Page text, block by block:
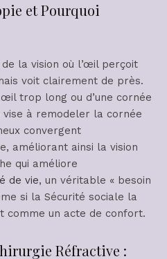
et Pourquoi
la vision où l’œil perçoit
voit clairement de près.
trop long ou d’une cornée
vise à remodeler la cornée
convergent
améliorant ainsi la vision
qui améliore
de vie, un véritable « besoin
si la Sécurité sociale la
comme un acte de confort.
Réfractive :